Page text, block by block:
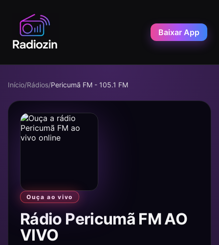
Baixar App
Início/Rádios/Pericumã FM - 105.1 FM
Ouça ao vivo
Rádio Pericumã FM AO
VIVO